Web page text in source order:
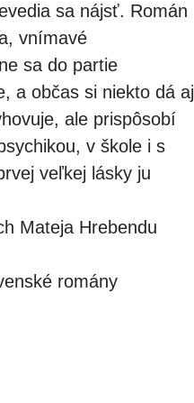
sa nájsť. Román
vnímavé
sa do partie
a občas si niekto dá aj
ale prispôsobí
v škole i s
veľkej lásky ju
Mateja Hrebendu
romány